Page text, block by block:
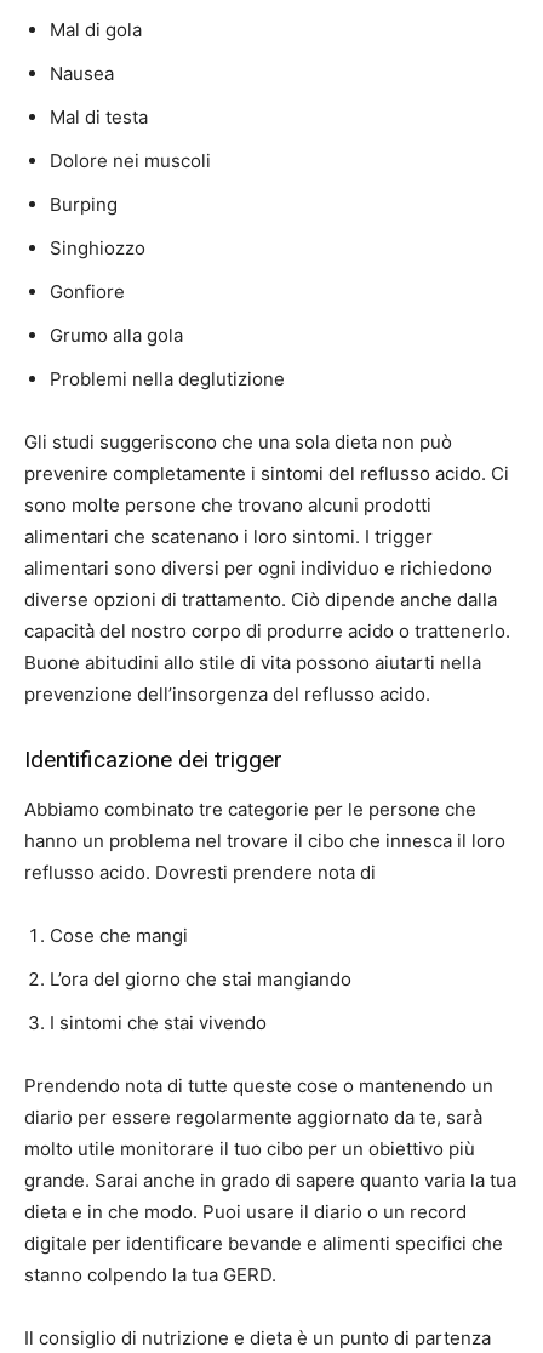
Mal di gola
Nausea
Mal di testa
Dolore nei muscoli
Burping
Singhiozzo
Gonfiore
Grumo alla gola
Problemi nella deglutizione
Gli studi suggeriscono che una sola dieta non può
prevenire completamente i sintomi del reflusso acido. Ci
sono molte persone che trovano alcuni prodotti
alimentari che scatenano i loro sintomi. I trigger
alimentari sono diversi per ogni individuo e richiedono
diverse opzioni di trattamento. Ciò dipende anche dalla
capacità del nostro corpo di produrre acido o trattenerlo.
Buone abitudini allo stile di vita possono aiutarti nella
prevenzione dell’insorgenza del reflusso acido.
Identificazione dei trigger
Abbiamo combinato tre categorie per le persone che
hanno un problema nel trovare il cibo che innesca il loro
reflusso acido. Dovresti prendere nota di
Cose che mangi
L’ora del giorno che stai mangiando
I sintomi che stai vivendo
Prendendo nota di tutte queste cose o mantenendo un
diario per essere regolarmente aggiornato da te, sarà
molto utile monitorare il tuo cibo per un obiettivo più
grande. Sarai anche in grado di sapere quanto varia la tua
dieta e in che modo. Puoi usare il diario o un record
digitale per identificare bevande e alimenti specifici che
stanno colpendo la tua GERD.
Il consiglio di nutrizione e dieta è un punto di partenza